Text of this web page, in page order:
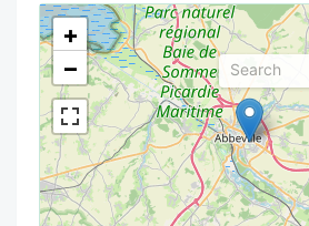
<!---->
+
−